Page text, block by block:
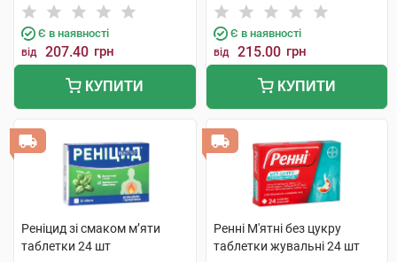
Є в наявності
від 207.40 грн
КУПИТИ
Є в наявності
від 215.00 грн
КУПИТИ
Реніцид зі смаком м’яти
таблетки 24 шт
Ренні М'ятні без цукру
таблетки жувальні 24 шт